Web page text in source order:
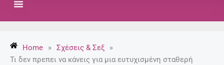
-
f
p
Home » Σχέσεις & Σεξ
»
Τι δεν πρεπει να κάνεις για μια ευτυχισμένη σταθερή